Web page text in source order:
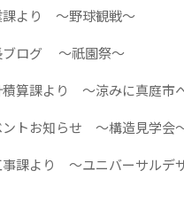
課より ～野球観戦～
ブログ ～祇園祭～
積算課より ～涼みに真庭市
ントお知らせ ～構造見学会
事課より ～ユニバーサルデ